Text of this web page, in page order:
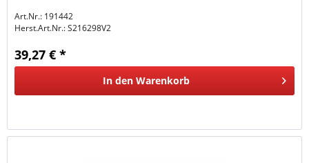
Art.Nr.: 191442
Herst.Art.Nr.:S216298V2
39,27 € *
In den Warenkorb